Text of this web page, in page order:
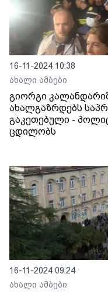
16-11-2024 10:38
ახალი ამბები
გიორგი
ახალგაზრდებს
გაკეთებული -
ცდილობს
16-11-2024 09:24
ახალი ამბები